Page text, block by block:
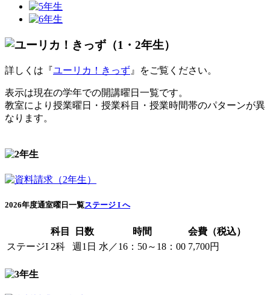
詳しくは『ユーリカ！きっず 』をご覧ください。
表示は現在の学年での開講曜日一覧です。
教室により授業曜日・授業科目・授業時間帯のパターンが異
なります。
2026年度通室曜日一覧ステージ I へ
科目 日数 時間
会費（税込）
ステージI 2科 週1日 水／16：50～18：00 7,700円